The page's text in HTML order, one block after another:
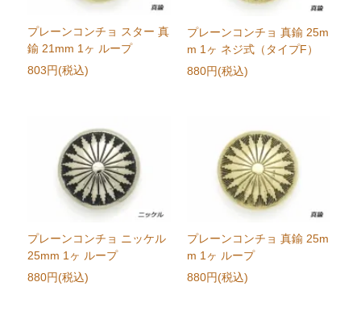
プレーンコンチョ スター 真
鍮 21mm 1ヶ ループ
803円(税込)
プレーンコンチョ 真鍮 25m
m 1ヶ ネジ式（タイプF）
880円(税込)
プレーンコンチョ ニッケル
25mm 1ヶ ループ
880円(税込)
プレーンコンチョ 真鍮 25m
m 1ヶ ループ
880円(税込)